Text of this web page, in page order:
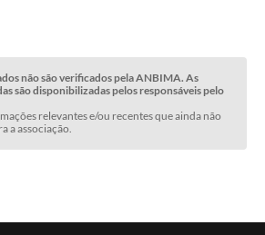
não são verificados pela ANBIMA. As
são disponibilizadas pelos responsáveis pelo
relevantes e/ou recentes que ainda não
a associação.